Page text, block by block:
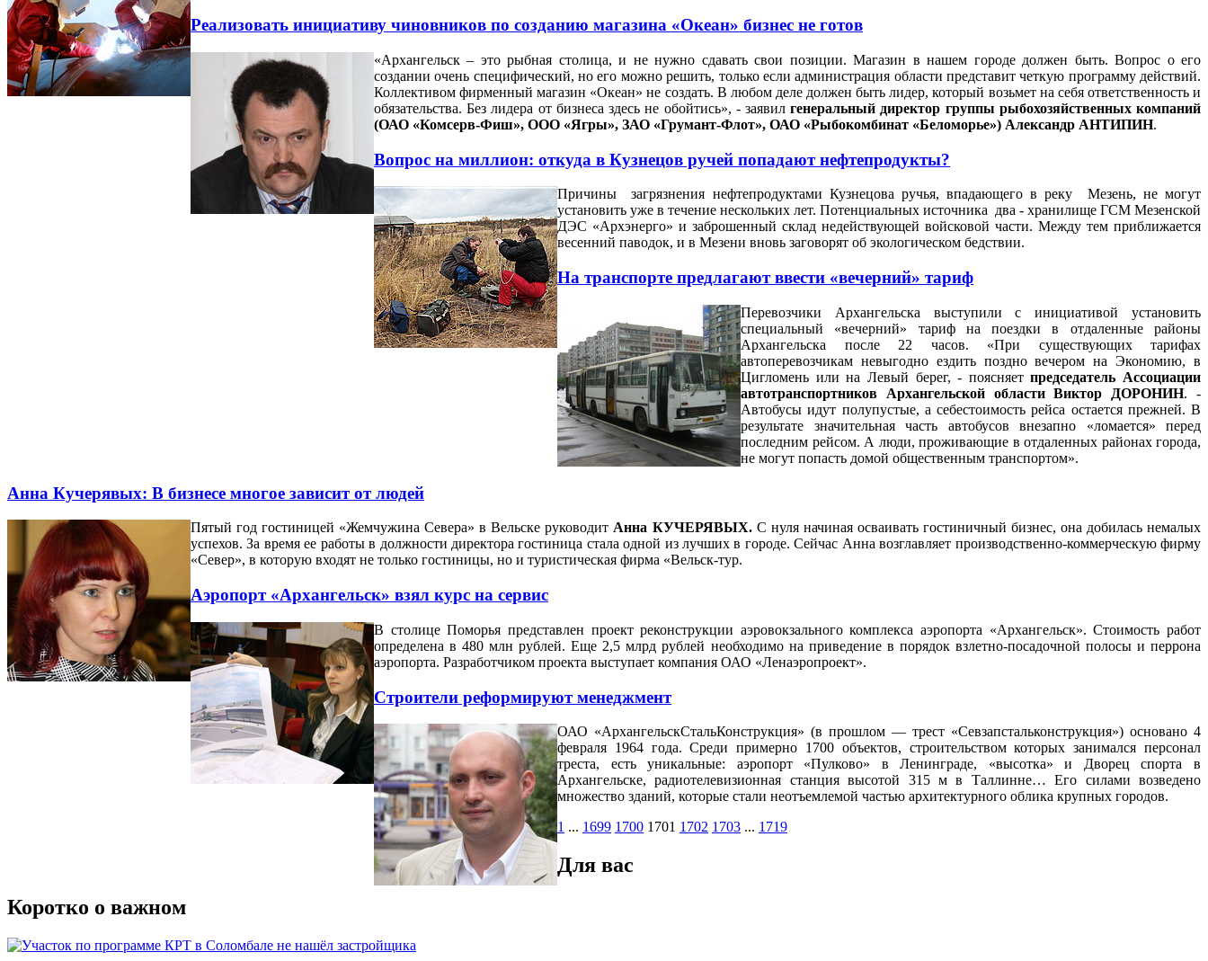
Реализовать инициативу чиновников по созданию магазина «Океан» бизнес не готов
«Архангельск – это рыбная столица, и не нужно сдавать свои позиции. Магазин в нашем городе должен быть. Вопрос о его
создании очень специфический, но его можно решить, только если администрация области представит четкую программу действий.
Коллективом фирменный магазин «Океан» не создать. В любом деле должен быть лидер, который возьмет на себя ответственность и
обязательства. Без лидера от бизнеса здесь не обойтись», - заявилгенеральный директор группы рыбохозяйственных компаний
(ОАО «Комсерв-Фиш», ООО «Ягры», ЗАО «Грумант-Флот», ОАО «Рыбокомбинат «Беломорье») Александр АНТИПИН.
Вопрос на миллион: откуда в Кузнецов ручей попадают нефтепродукты?
Причины загрязнения нефтепродуктами Кузнецова ручья, впадающего в реку Мезень, не могут
установить уже в течение нескольких лет. Потенциальных источника два - хранилище ГСМ Мезенской
ДЭС «Архэнерго» и заброшенный склад недействующей войсковой части. Между тем приближается
весенний паводок, и в Мезени вновь заговорят об экологическом бедствии.
На транспорте предлагают ввести «вечерний» тариф
Перевозчики Архангельска выступили с инициативой установить
специальный «вечерний» тариф на поездки в отдаленные районы
Архангельска после 22 часов. «При существующих тарифах
автоперевозчикам невыгодно ездить поздно вечером на Экономию, в
Цигломень или на Левый берег, - поясняетпредседатель Ассоциации
автотранспортников Архангельской области Виктор ДОРОНИН. -
Автобусы идут полупустые, а себестоимость рейса остается прежней. В
результате значительная часть автобусов внезапно «ломается» перед
последним рейсом. А люди, проживающие в отдаленных районах города,
не могут попасть домой общественным транспортом».
Анна Кучерявых: В бизнесе многое зависит от людей
Пятый год гостиницей «Жемчужина Севера» в Вельске руководит Анна КУЧЕРЯВЫХ.С нуля начиная осваивать гостиничный бизнес, она добилась немалых
успехов. За время ее работы в должности директора гостиница стала одной из лучших в городе. Сейчас Анна возглавляет производственно-коммерческую фирму
«Север», в которую входят не только гостиницы, но и туристическая фирма «Вельск-тур.
Аэропорт «Архангельск» взял курс на сервис
В столице Поморья представлен проект реконструкции аэровокзального комплекса аэропорта «Архангельск». Стоимость работ
определена в 480 млн рублей. Еще 2,5 млрд рублей необходимо на приведение в порядок взлетно-посадочной полосы и перрона
аэропорта. Разработчиком проекта выступает компания ОАО «Ленаэропроект».
Строители реформируют менеджмент
ОАО «АрхангельскСтальКонструкция» (в прошлом — трест «Севзапстальконструкция») основано 4
февраля 1964 года. Среди примерно 1700 объектов, строительством которых занимался персонал
треста, есть уникальные: аэропорт «Пулково» в Ленинграде, «высотка» и Дворец спорта в
Архангельске, радиотелевизионная станция высотой 315 м в Таллинне… Его силами возведено
множество зданий, которые стали неотъемлемой частью архитектурного облика крупных городов.
1 ... 1699 1700 1701 1702 1703 ... 1719
Для вас
Коротко о важном